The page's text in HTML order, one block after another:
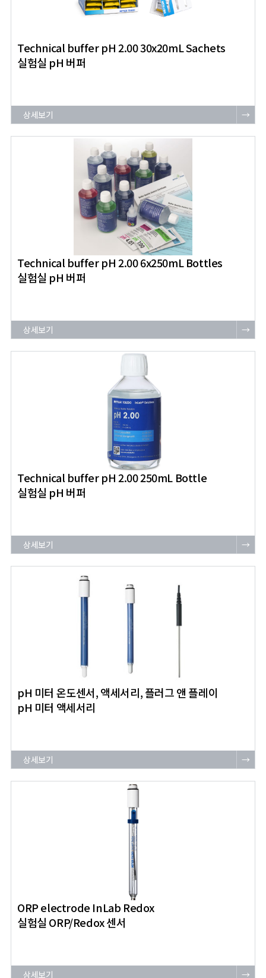
Technical buffer pH 2.00 30x20mL Sachets
실험실 pH 버퍼
상세보기 →
Technical buffer pH 2.00 6x250mL Bottles
실험실 pH 버퍼
상세보기 →
Technical buffer pH 2.00 250mL Bottle
실험실 pH 버퍼
상세보기 →
pH 미터 온도센서, 액세서리, 플러그 앤 플레이
pH 미터 액세서리
상세보기 →
ORP electrode InLab Redox
실험실 ORP/Redox 센서
상세보기 →